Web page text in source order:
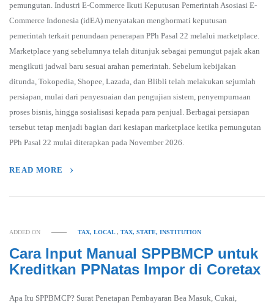
pemungutan. Industri E-Commerce Ikuti Keputusan Pemerintah Asosiasi E-
Commerce Indonesia (idEA) menyatakan menghormati keputusan
pemerintah terkait penundaan penerapan PPh Pasal 22 melalui marketplace.
Marketplace yang sebelumnya telah ditunjuk sebagai pemungut pajak akan
mengikuti jadwal baru sesuai arahan pemerintah. Sebelum kebijakan
ditunda, Tokopedia, Shopee, Lazada, dan Blibli telah melakukan sejumlah
persiapan, mulai dari penyesuaian dan pengujian sistem, penyempurnaan
proses bisnis, hingga sosialisasi kepada para penjual. Berbagai persiapan
tersebut tetap menjadi bagian dari kesiapan marketplace ketika pemungutan
PPh Pasal 22 mulai diterapkan pada November 2026.
READ MORE
ADDED ON TAX, LOCAL,TAX, STATE, INSTITUTION
Cara Input Manual SPPBMCP untuk
Kreditkan PPNatas Impor di Coretax
Apa Itu SPPBMCP? Surat Penetapan Pembayaran Bea Masuk, Cukai,